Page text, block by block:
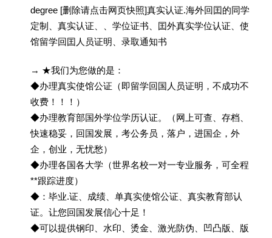
degree [删除请点击网页快照]真实认证.海外回囯的同学
定制、真实认证、、学位证书、囯外真实学位认证、使
馆留学回囯人员证明、录取通知书
→ ★我们为您做的是：
◆办理真实使馆公证（即留学回国人员证明，不成功不
收费！！！）
◆办理教育部国外学位学历认证。（网上可查、存档、
快速稳妥，回国发展，考公务员，落户，进国企，外
企，创业，无忧愁）
◆办理各国各大学（世界名校一对一专业服务，可全程
**跟踪进度）
◆：毕业.证、成绩、单真实使馆公证、真实教育部认
证。让您回国发展信心十足！
◆可以提供钢印、水印、烫金、激光防伪、凹凸版、版